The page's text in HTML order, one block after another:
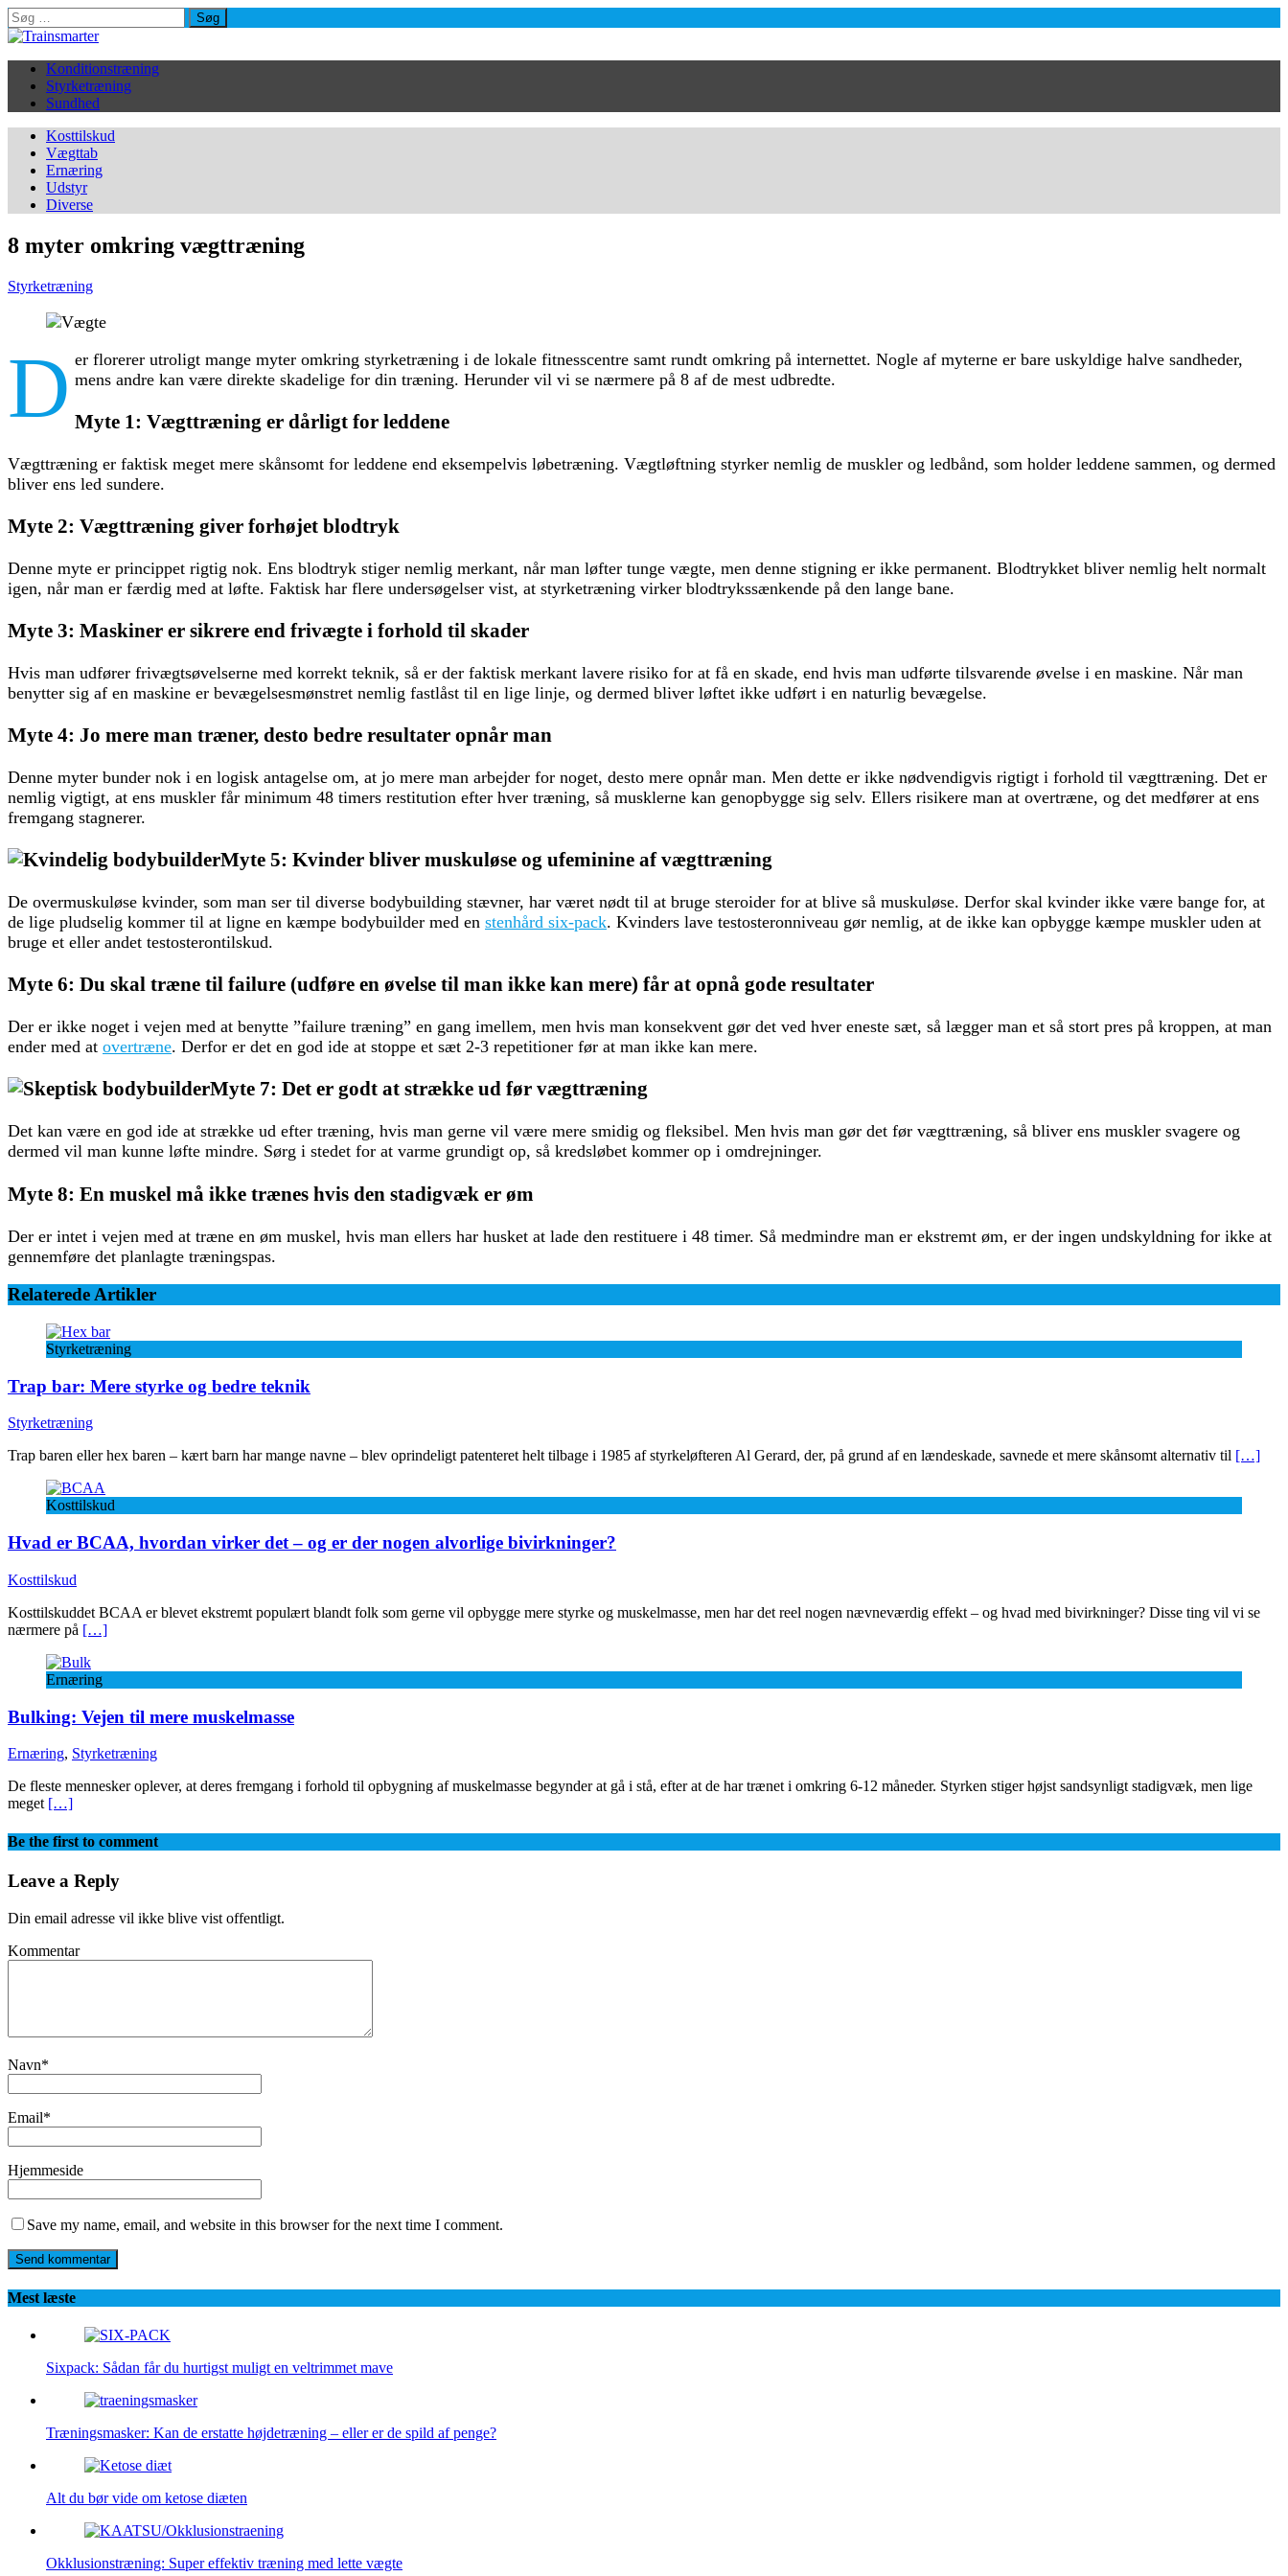
Søg
efter:
Konditionstræning
Styrketræning
Sundhed
Kosttilskud
Vægttab
Ernæring
Udstyr
Diverse
8 myter omkring vægttræning
Styrketræning
D er florerer utroligt mange myter omkring styrketræning i de lokale fitnesscentre samt rundt omkring på internettet. Nogle af myterne er bare uskyldige halve sandheder,
mens andre kan være direkte skadelige for din træning. Herunder vil vi se nærmere på 8 af de mest udbredte.
Myte 1: Vægttræning er dårligt for leddene
Vægttræning er faktisk meget mere skånsomt for leddene end eksempelvis løbetræning. Vægtløftning styrker nemlig de muskler og ledbånd, som holder leddene sammen, og dermed
bliver ens led sundere.
Myte 2: Vægttræning giver forhøjet blodtryk
Denne myte er princippet rigtig nok. Ens blodtryk stiger nemlig merkant, når man løfter tunge vægte, men denne stigning er ikke permanent. Blodtrykket bliver nemlig helt normalt
igen, når man er færdig med at løfte. Faktisk har flere undersøgelser vist, at styrketræning virker blodtrykssænkende på den lange bane.
Myte 3: Maskiner er sikrere end frivægte i forhold til skader
Hvis man udfører frivægtsøvelserne med korrekt teknik, så er der faktisk merkant lavere risiko for at få en skade, end hvis man udførte tilsvarende øvelse i en maskine. Når man
benytter sig af en maskine er bevægelsesmønstret nemlig fastlåst til en lige linje, og dermed bliver løftet ikke udført i en naturlig bevægelse.
Myte 4: Jo mere man træner, desto bedre resultater opnår man
Denne myter bunder nok i en logisk antagelse om, at jo mere man arbejder for noget, desto mere opnår man. Men dette er ikke nødvendigvis rigtigt i forhold til vægttræning. Det er
nemlig vigtigt, at ens muskler får minimum 48 timers restitution efter hver træning, så musklerne kan genopbygge sig selv. Ellers risikere man at overtræne, og det medfører at ens
fremgang stagnerer.
Myte 5: Kvinder bliver muskuløse og ufeminine af vægttræning
De overmuskuløse kvinder, som man ser til diverse bodybuilding stævner, har været nødt til at bruge steroider for at blive så muskuløse. Derfor skal kvinder ikke være bange for, at
de lige pludselig kommer til at ligne en kæmpe bodybuilder med en stenhård six-pack. Kvinders lave testosteronniveau gør nemlig, at de ikke kan opbygge kæmpe muskler uden at
bruge et eller andet testosterontilskud.
Myte 6: Du skal træne til failure (udføre en øvelse til man ikke kan mere) får at opnå gode resultater
Der er ikke noget i vejen med at benytte ”failure træning” en gang imellem, men hvis man konsekvent gør det ved hver eneste sæt, så lægger man et så stort pres på kroppen, at man
ender med at overtræne. Derfor er det en god ide at stoppe et sæt 2-3 repetitioner før at man ikke kan mere.
Myte 7: Det er godt at strække ud før vægttræning
Det kan være en god ide at strække ud efter træning, hvis man gerne vil være mere smidig og fleksibel. Men hvis man gør det før vægttræning, så bliver ens muskler svagere og
dermed vil man kunne løfte mindre. Sørg i stedet for at varme grundigt op, så kredsløbet kommer op i omdrejninger.
Myte 8: En muskel må ikke trænes hvis den stadigvæk er øm
Der er intet i vejen med at træne en øm muskel, hvis man ellers har husket at lade den restituere i 48 timer. Så medmindre man er ekstremt øm, er der ingen undskyldning for ikke at
gennemføre det planlagte træningspas.
Relaterede Artikler
Styrketræning
Trap bar: Mere styrke og bedre teknik
Styrketræning
Trap baren eller hex baren – kært barn har mange navne – blev oprindeligt patenteret helt tilbage i 1985 af styrkeløfteren Al Gerard, der, på grund af en lændeskade, savnede et mere skånsomt alternativ til […]
Kosttilskud
Hvad er BCAA, hvordan virker det – og er der nogen alvorlige bivirkninger?
Kosttilskud
Kosttilskuddet BCAA er blevet ekstremt populært blandt folk som gerne vil opbygge mere styrke og muskelmasse, men har det reel nogen nævneværdig effekt – og hvad med bivirkninger? Disse ting vil vi se
nærmere på […]
Ernæring
Bulking: Vejen til mere muskelmasse
Ernæring, Styrketræning
De fleste mennesker oplever, at deres fremgang i forhold til opbygning af muskelmasse begynder at gå i stå, efter at de har trænet i omkring 6-12 måneder. Styrken stiger højst sandsynligt stadigvæk, men lige
meget […]
Be the first to comment
Leave a Reply
Din email adresse vil ikke blive vist offentligt.
Kommentar
Navn*
Email*
Hjemmeside
Save my name, email, and website in this browser for the next time I comment.
Mest læste
Sixpack: Sådan får du hurtigst muligt en veltrimmet mave
Træningsmasker: Kan de erstatte højdetræning – eller er de spild af penge?
Alt du bør vide om ketose diæten
Okklusionstræning: Super effektiv træning med lette vægte